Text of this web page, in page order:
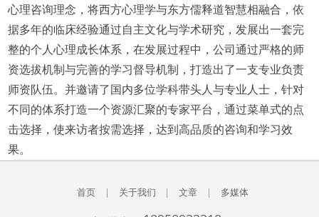
心理咨询理念，将西方心理学与东方儒释道智慧相融合，依
据多年的临床经验通过自主文化与学术研究，发展出一套完
整的个人心理成长体系，在发展过程中，公司通过严格的师
资选拔机制与完善的学习督导机制，打造出了一支专业负责
师资队伍。并邀请了国内多位学科带头人与专业人士，针对
不同的体系打造一个资源汇聚的专家平台，通过菜单式的点
击选择，使来访者按需选择，达到高品质的咨询和学习效
果。
首页 | 关于我们 | 文章 | 多媒体